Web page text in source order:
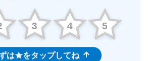
3 4 5
は★をタップしてね